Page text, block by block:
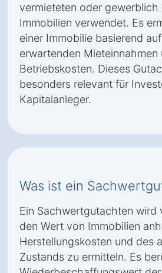
vermieteten oder gewerblich
Immobilien verwendet. Es
einer Immobilie basierend
erwartenden Mieteinnahmen
Betriebskosten. Dieses
besonders relevant für
Kapitalanleger.
Was ist ein
Ein Sachwertgutachten wird
den Wert von Immobilien
Herstellungskosten und des
Zustands zu ermitteln. Es